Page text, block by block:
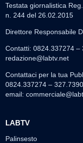
Testata giornalistica
n. 244 del 26.02.2015
Direttore Responsabile
Contatti: 0824.337274 –
redazione@labtv.net
Contattaci per la tua
0824.337274 –
email:
LABTV
Palinsesto